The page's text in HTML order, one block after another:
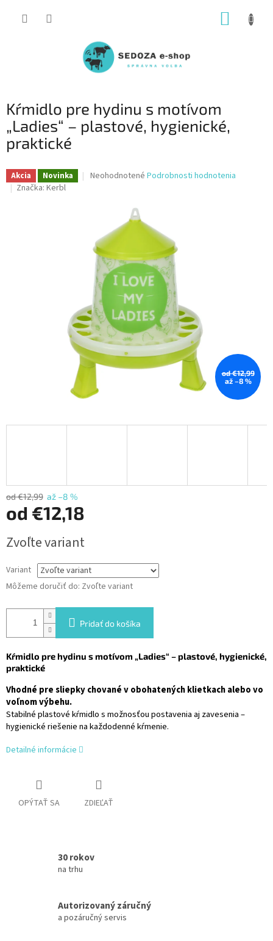
Kŕmidlo pre hydinu s motívom
„Ladies“ – plastové, hygienické,
praktické
Akcia Novinka
Priemerné
5
hviezdičiek.
Neohodnotené Podrobnosti hodnotenia
Značka: Kerbl
od €12,99
až –8 %
od €12,99 až –8 %
od €12,18
cena:
Zvoľte variant
Variant
Môžeme doručiť do: Zvoľte variant
Pridať do košíka
Kŕmidlo pre hydinu s motívom „Ladies“ – plastové, hygienické,
praktické
Vhodné pre sliepky chované v obohatených klietkach alebo vo
voľnom výbehu.
Stabilné plastové kŕmidlo s možnosťou postavenia aj zavesenia –
hygienické riešenie na každodenné kŕmenie.
Detailné informácie
OPÝTAŤ SA ZDIEĽAŤ
30 rokov
na trhu
Autorizovaný záručný
a pozáručný servis